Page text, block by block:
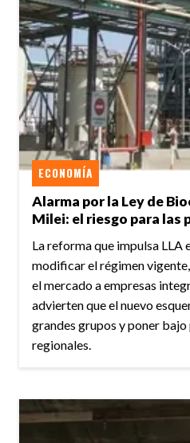
Alarma por la Ley de
Milei: el riesgo para las
ECONOMÍA
La reforma que impulsa LLA
modificar el régimen
el mercado a empresas
advierten que el nuevo
grandes grupos y poner bajo
regionales.